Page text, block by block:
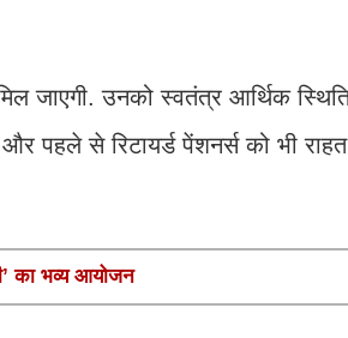
जाएगी. उनको स्वतंत्र आर्थिक
और पहले से रिटायर्ड पेंशनर्स को भी
का भव्य आयोजन